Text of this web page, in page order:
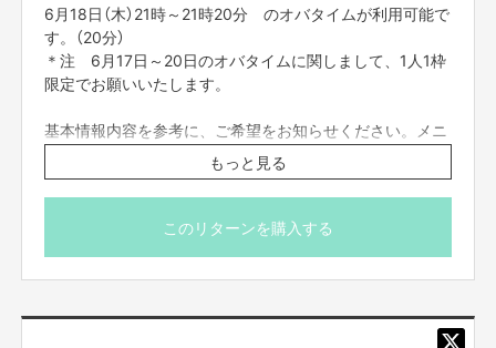
また、プロジェクト本文の末尾に記載されている【ご支
援にあたってのご注意事項】を必ずご一読ください。
顔出ししたくない方は前日までにお知らせください。
6月18日（木）21時～21時20分 のオバタイムが利用可能で
す。（20分）
＊注 6月17日～20日のオバタイムに関しまして、1人1枠
限定でお願いいたします。
基本情報内容を参考に、ご希望をお知らせください。メニ
ューは下記からの選択制になります。
応募の際に、希望のメニューとご指示をください。
・パーソナルメンタルトレーニング
もっと見る
このリターンを購入する